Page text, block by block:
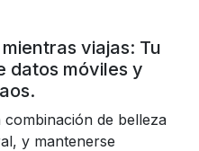
viajas: Tu
datos móviles y
de belleza
y mantenerse